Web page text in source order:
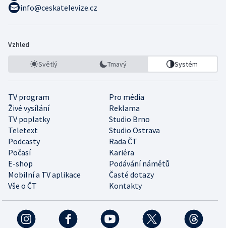
info@ceskatelevize.cz
Vzhled
Světlý Tmavý Systém
TV program
Pro média
Živé vysílání
Reklama
TV poplatky
Studio Brno
Teletext
Studio Ostrava
Podcasty
Rada ČT
Počasí
Kariéra
E-shop
Podávání námětů
Mobilní a TV aplikace
Časté dotazy
Vše o ČT
Kontakty